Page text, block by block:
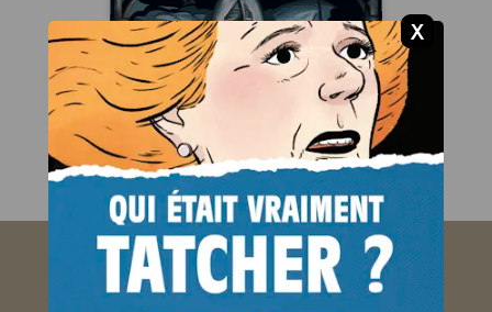
TOME 2
Date de parution :
28/01/2015
Autres tomes
ABONNEZ-VOUS
AU BAMBOO MAG !